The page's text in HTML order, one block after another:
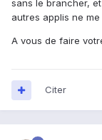
sans le brancher,
autres applis ne
A vous de faire
Citer